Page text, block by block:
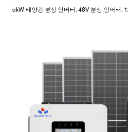
5kW 태양광 분상 인버터, 48V 분상 인버터: